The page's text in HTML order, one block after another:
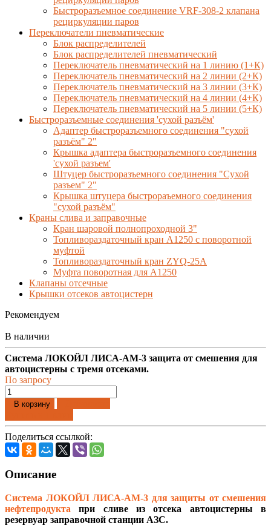
Быстроразъемное соединение VRF-308-2 клапана
рециркуляции паров
Переключатели пневматические
Блок распределителей
Блок распределителей пневматический
Переключатель пневматический на 1 линию (1+К)
Переключатель пневматический на 2 линии (2+К)
Переключатель пневматический на 3 линии (3+К)
Переключатель пневматический на 4 линии (4+К)
Переключатель пневматический на 5 линии (5+К)
Быстроразъемные соединения 'сухой разъём'
Адаптер быстроразъемного соединения "сухой
разъём" 2"
Крышка адаптера быстроразъемного соединения
'сухой разъем'
Штуцер быстроразъемного соединения "Сухой
разъем" 2"
Крышка штуцера быстрораъемного соединения
"сухой разъём"
Краны слива и заправочные
Кран шаровой полнопроходной 3"
Топливораздаточный кран A1250 с поворотной
муфтой
Топливораздаточный кран ZYQ-25A
Муфта поворотная для А1250
Клапаны отсечные
Крышки отсеков автоцистерн
Рекомендуем
В наличии
Система ЛОКОЙЛ ЛИСА-AM-3 защита от смешения для
автоцистерны с тремя отсеками.
По запросу
В корзину
Поделиться ссылкой:
Описание
Система ЛОКОЙЛ ЛИСА-AM-3 для защиты от смешения
нефтепродукта при сливе из отсека автоцистерны в
резервуар заправочной станции АЗС.